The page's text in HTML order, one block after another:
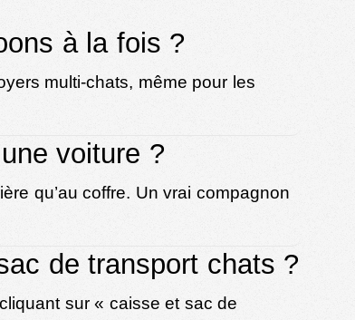
à la fois ?
multi-chats, même pour les
voiture ?
qu’au coffre. Un vrai compagnon
de transport chats ?
sur « caisse et sac de